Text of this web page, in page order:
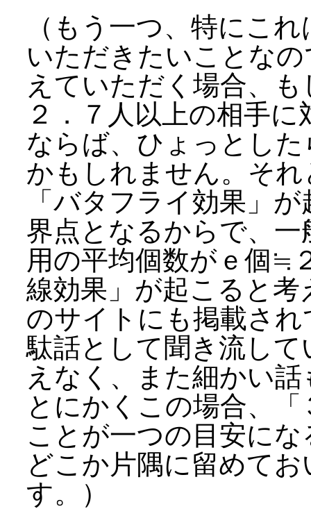
（もう一つ、特にこ
いただきたいことな
えていただく場合、
２．７人以上の相手
ならば、ひょっとし
かもしれません。そ
「バタフライ効果」
界点となるからで、
用の平均個数がｅ個≒
線効果」が起こると
のサイトにも掲載さ
駄話として聞き流し
えなく、また細かい
とにかくこの場合、
ことが一つの目安に
どこか片隅に留めて
す。）